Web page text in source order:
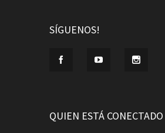
SÍGUENOS!
QUIEN ESTÁ CONECTADO